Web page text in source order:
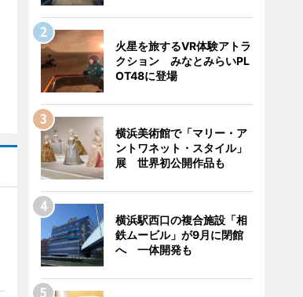
火星を旅するVR体験アトラ
クション みなとみらいPL
OT48に登場
横浜美術館で「マリー・ア
ントワネット・スタイル」
展 世界初公開作品も
横浜駅西口の複合施設「相
鉄ムービル」が9月に閉館
へ 一体開発も